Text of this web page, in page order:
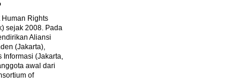
Human Rights
sejak 2008. Pada
Aliansi
(Jakarta),
Informasi (Jakarta,
awal dari
of